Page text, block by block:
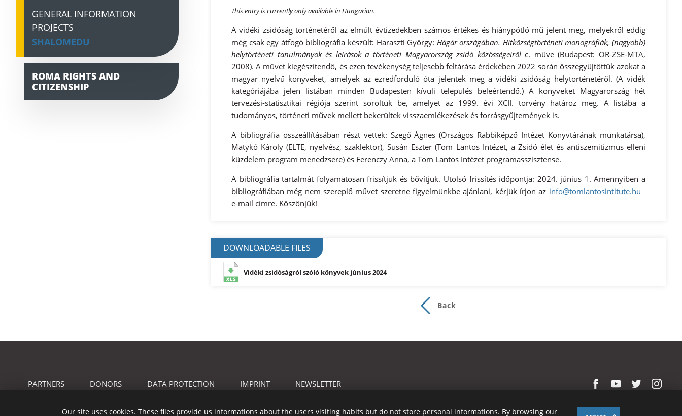
GENERAL INFORMATION
PROJECTS
SHALOMEDU
ROMA RIGHTS AND
CITIZENSHIP
This entry is currently only available in Hungarian.
A vidéki zsidóság történetéről az elmúlt évtizedekben számos értékes és hiánypótló mű jelent meg, melyekről eddig
még csak egy átfogó bibliográfia készült: Haraszti György: Hágár országában. Hitközségtörténeti monográfiák, (nagyobb)
helytörténeti tanulmányok és leírások a történeti Magyarország zsidó közösségeirőlc. műve (Budapest: OR-ZSE-MTA,
2008). A művet kiegészítendő, és ezen tevékenység teljesebb feltárása érdekében 2022 során összegyűjtöttük azokat a
magyar nyelvű könyveket, amelyek az ezredforduló óta jelentek meg a vidéki zsidóság helytörténetéről. (A vidék
kategóriájába jelen listában minden Budapesten kívüli település beleértendő.) A könyveket Magyarország hét
tervezési-statisztikai régiója szerint soroltuk be, amelyet az 1999. évi XCII. törvény határoz meg. A listába a
tudományos, történeti művek mellett bekerültek visszaemlékezések és forrásgyűjtemények is.
A bibliográfia összeállításában részt vettek: Szegő Ágnes (Országos Rabbiképző Intézet Könyvtárának munkatársa),
Matykó Károly (ELTE, nyelvész, szaklektor), Susán Eszter (Tom Lantos Intézet, a Zsidó élet és antiszemitizmus elleni
küzdelem program menedzsere) és Ferenczy Anna, a Tom Lantos Intézet programasszisztense.
A bibliográfia tartalmát folyamatosan frissítjük és bővítjük. Utolsó frissítés időpontja: 2024. június 1. Amennyiben a
bibliográfiában még nem szereplő művet szeretne figyelmünkbe ajánlani, kérjük írjon az info@tomlantosintitute.hu
e-mail címre. Köszönjük!
DOWNLOADABLE FILES
Vidéki zsidóságról szóló könyvek június 2024
Back
Our site uses cookies. These files provide us informations about the users visiting habits but do not store personal informations. By browsing our
PARTNERS DONORS DATA PROTECTION IMPRINT NEWSLETTER